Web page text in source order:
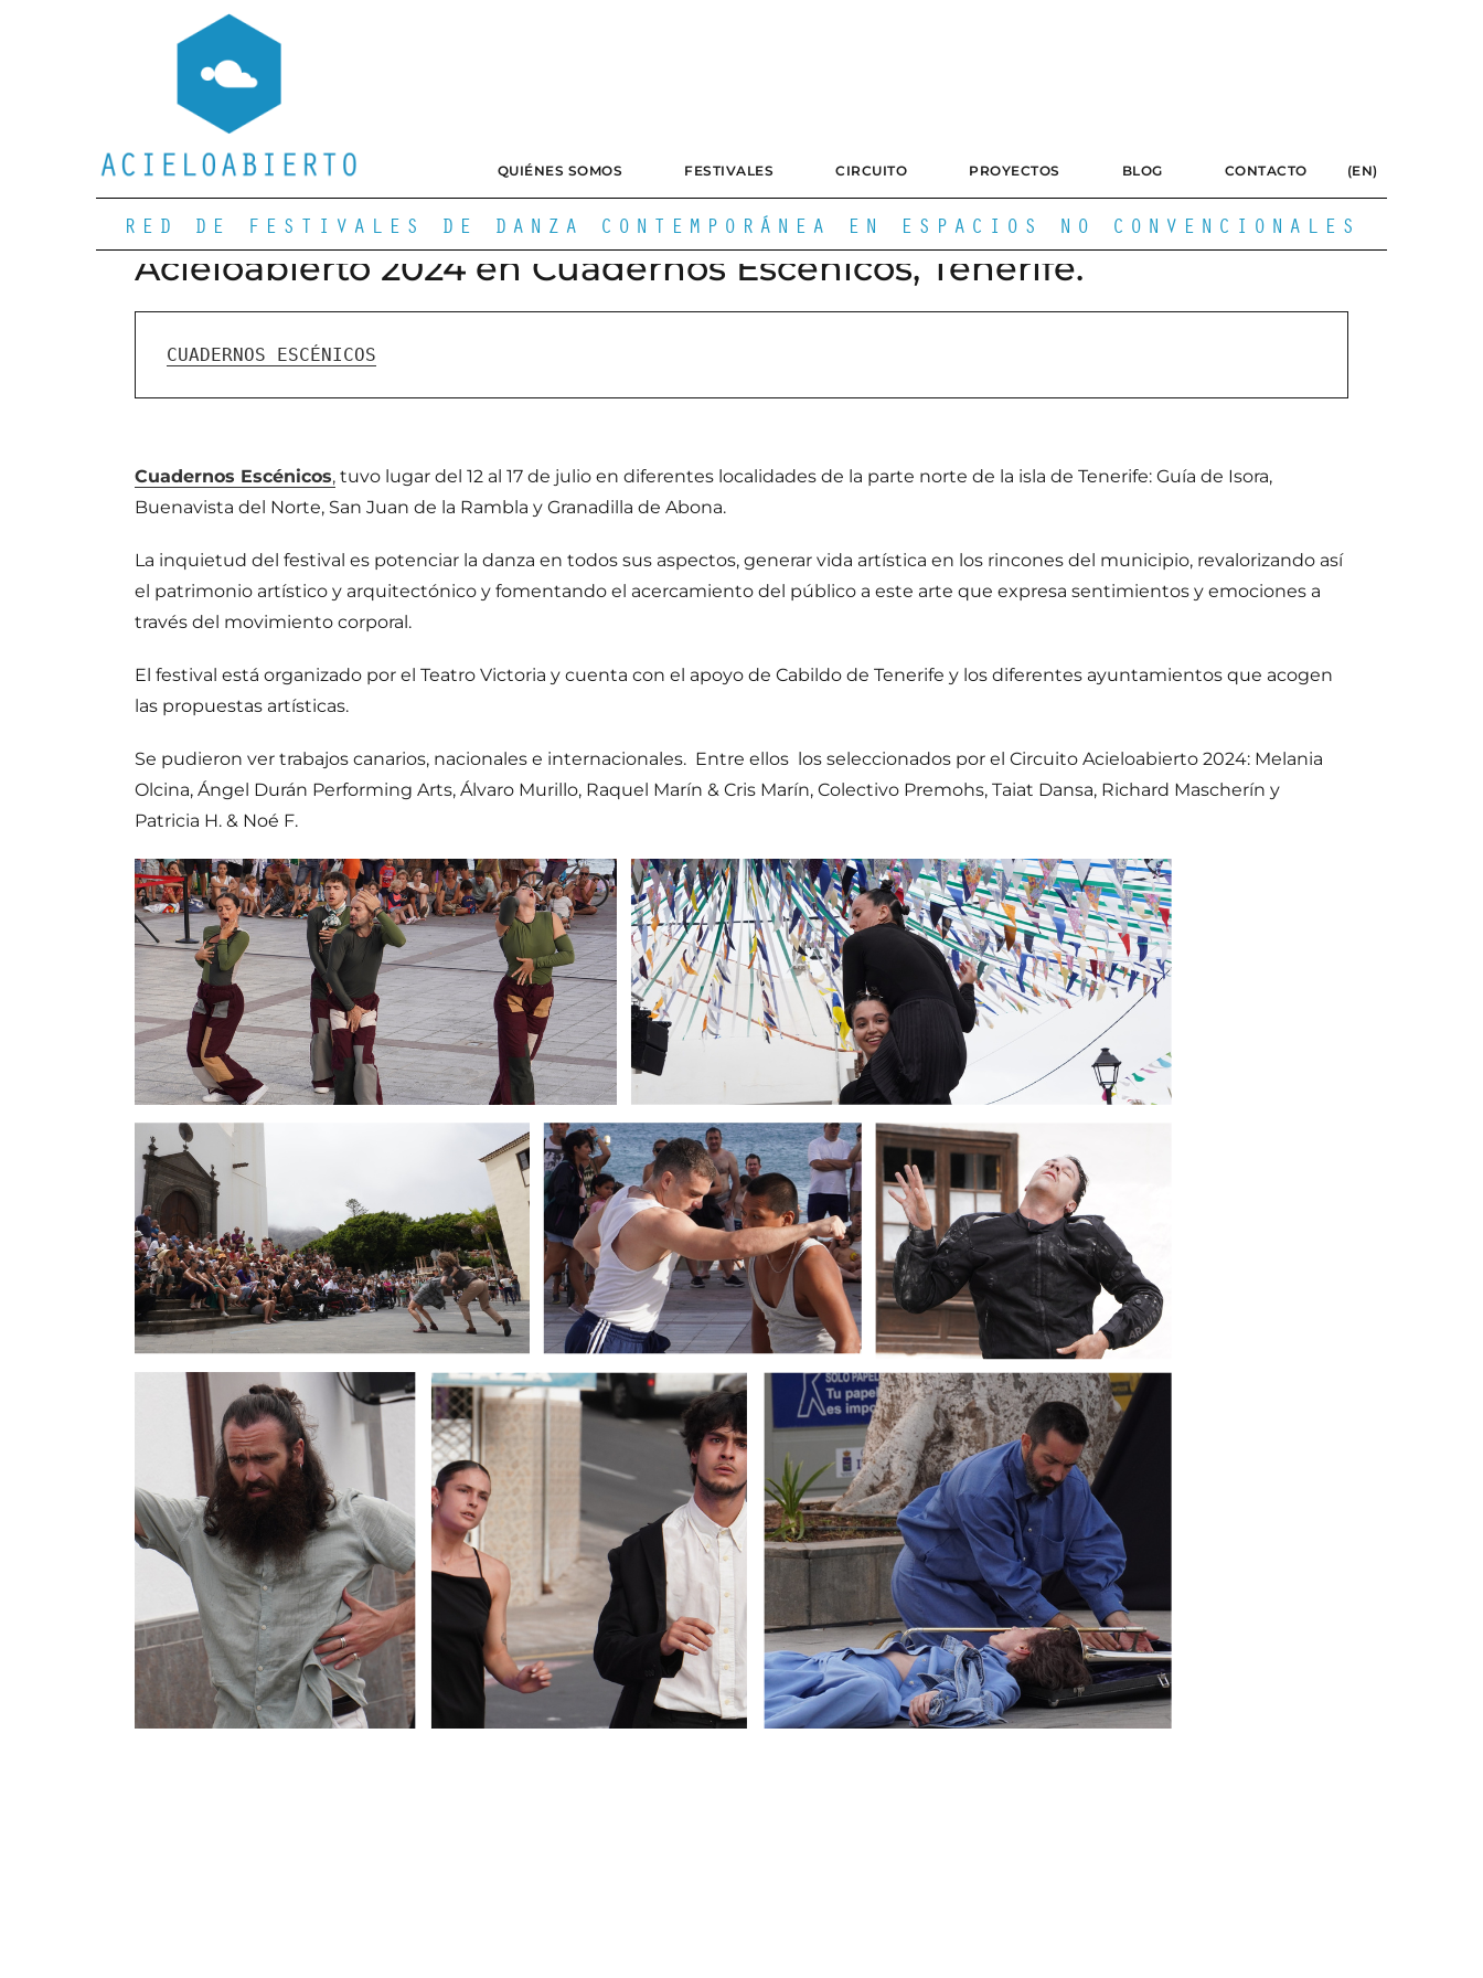
QUIÉNES SOMOS FESTIVALES CIRCUITO PROYECTOS BLOG CONTACTO (EN)
RED DE FESTIVALES DE DANZA CONTEMPORÁNEA EN ESPACIOS NO CONVENCIONALES
Acieloabierto 2024 en Cuadernos Escénicos, Tenerife.
CUADERNOS ESCÉNICOS
Cuadernos Escénicos, tuvo lugar del 12 al 17 de julio en diferentes localidades de la parte norte de la isla de Tenerife: Guía de Isora,
Buenavista del Norte, San Juan de la Rambla y Granadilla de Abona.
La inquietud del festival es potenciar la danza en todos sus aspectos, generar vida artística en los rincones del municipio, revalorizando así
el patrimonio artístico y arquitectónico y fomentando el acercamiento del público a este arte que expresa sentimientos y emociones a
través del movimiento corporal.
El festival está organizado por el Teatro Victoria y cuenta con el apoyo de Cabildo de Tenerife y los diferentes ayuntamientos que acogen
las propuestas artísticas.
Se pudieron ver trabajos canarios, nacionales e internacionales. Entre ellos los seleccionados por el Circuito Acieloabierto 2024: Melania
Olcina, Ángel Durán Performing Arts, Álvaro Murillo, Raquel Marín & Cris Marín, Colectivo Premohs, Taiat Dansa, Richard Mascherín y
Patricia H. & Noé F.